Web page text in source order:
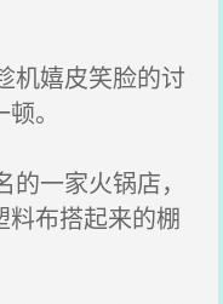
机嬉皮笑脸的讨
。
一家火锅店，
料布搭起来的棚